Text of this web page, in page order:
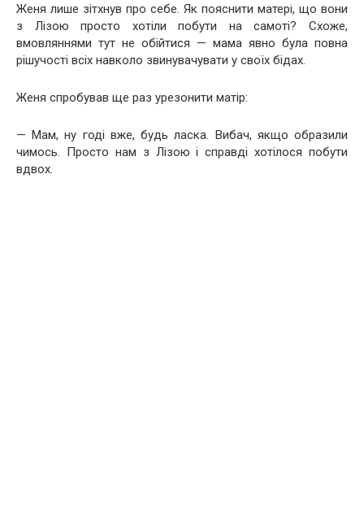
Женя лише зітхнув про себе. Як пояснити матері, що вони
з Лізою просто хотіли побути на самоті? Схоже,
вмовляннями тут не обійтися — мама явно була повна
рішучості всіх навколо звинувачувати у своїх бідах.
Женя спробував ще раз урезонити матір:
— Мам, ну годі вже, будь ласка. Вибач, якщо образили
чимось. Просто нам з Лізою і справді хотілося побути
вдвох.